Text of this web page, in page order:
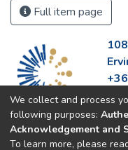
Full item page
We collect and process
following purposes:
Acknowledgement and
To learn more, please